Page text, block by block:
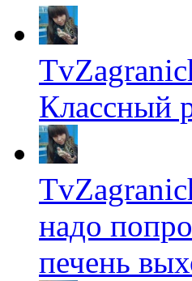
Классный
надо
печень